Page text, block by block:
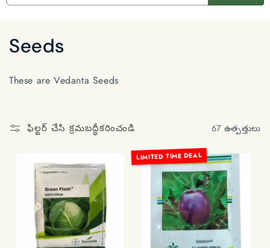
క
లె
న్
Seeds
These are Vedanta Seeds
ఫిల్టర్ చేసి క్రమబద్ధీకరించండి 67 ఉత్పత్తులు
LIMITED TIME DEAL